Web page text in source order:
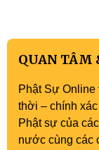
QUAN TÂM
Phật Sự
thời – chính xác
Phật sự của
nước cùng các